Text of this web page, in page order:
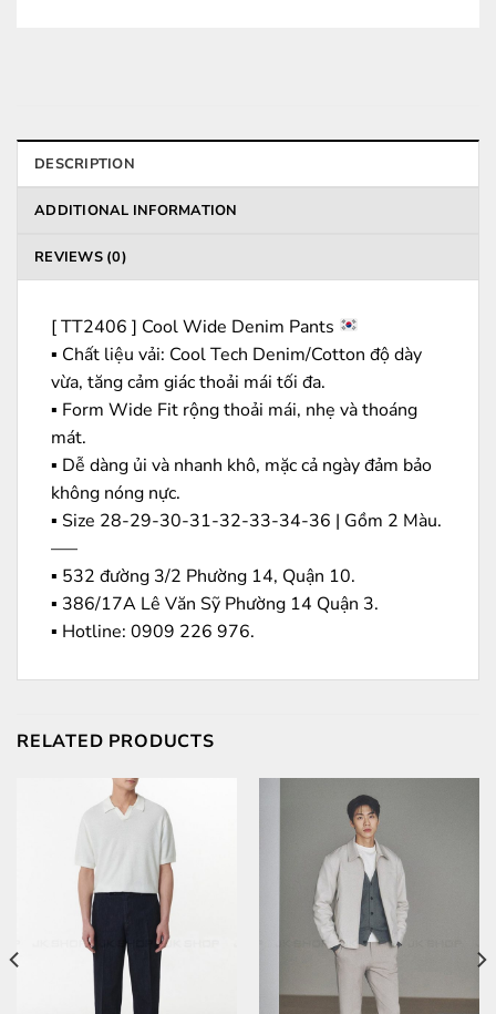
DESCRIPTION
ADDITIONAL INFORMATION
REVIEWS (0)
[ TT2406 ] Cool Wide Denim Pants
▪️ Chất liệu vải: Cool Tech Denim/Cotton độ dày
vừa, tăng cảm giác thoải mái tối đa.
▪️ Form Wide Fit rộng thoải mái, nhẹ và thoáng
mát.
▪️ Dễ dàng ủi và nhanh khô, mặc cả ngày đảm bảo
không nóng nực.
▪️ Size 28-29-30-31-32-33-34-36 | Gồm 2 Màu.
—–
▪️ 532 đường 3/2 Phường 14, Quận 10.
▪️ 386/17A Lê Văn Sỹ Phường 14 Quận 3.
▪️ Hotline: ‭0909 226 976.
RELATED PRODUCTS